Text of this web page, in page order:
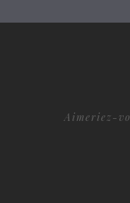
Aimeriez-